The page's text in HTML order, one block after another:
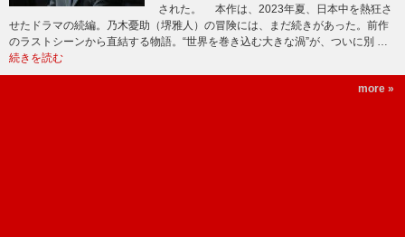
された。 本作は、2023年夏、日本中を熱狂さ
せたドラマの続編。乃木憂助（堺雅人）の冒険には、まだ続きがあった。前作
のラストシーンから直結する物語。“世界を巻き込む大きな渦”が、ついに別 …
続きを読む
more »